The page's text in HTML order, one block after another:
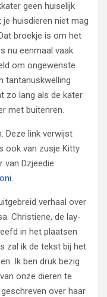
geen huiselijk
je huisdieren niet mag
broekje is om het
nu eenmaal vaak
om ongewenste
tantanuskwelling
zo lang als de kater
met buitenren.
Deze link verwijst
ook van zusje Kitty
van Dzjeedie:
.
verhaal over
Christiene, de lay-
in het plaatsen
zal ik de tekst bij het
Ik ben druk bezig
onze dieren te
over haar